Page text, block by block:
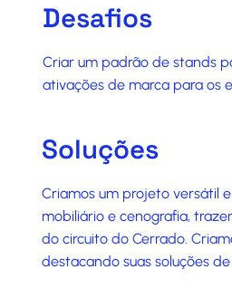
Desafios
Criar um padrão de stands
ativações de marca para os
Soluções
Criamos um projeto versátil
mobiliário e cenografia,
do circuito do Cerrado.
destacando suas soluções